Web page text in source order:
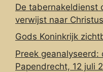
De tabernakeldienst
verwijst naar Christus
Gods Koninkrijk
Preek geanalyseerd:
Papendrecht, 12 juli